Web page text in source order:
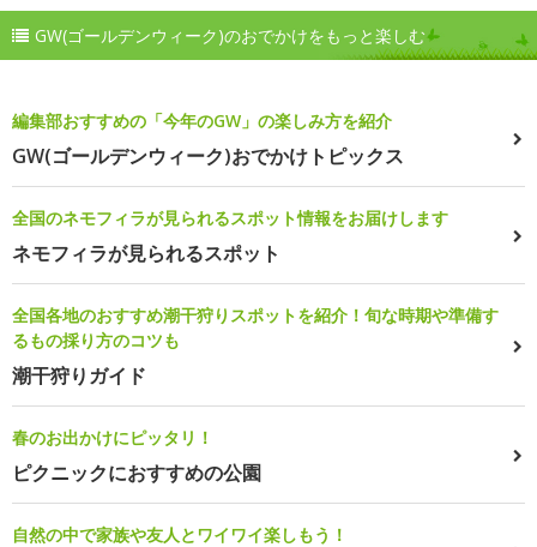
GW(ゴールデンウィーク)のおでかけをもっと楽しむ
編集部おすすめの「今年のGW」の楽しみ方を紹介
GW(ゴールデンウィーク)おでかけトピックス
全国のネモフィラが見られるスポット情報をお届けします
ネモフィラが見られるスポット
全国各地のおすすめ潮干狩りスポットを紹介！旬な時期や準備す
るもの採り方のコツも
潮干狩りガイド
春のお出かけにピッタリ！
ピクニックにおすすめの公園
自然の中で家族や友人とワイワイ楽しもう！